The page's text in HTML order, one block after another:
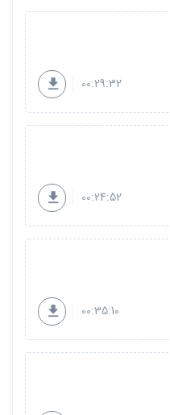
00:29:32
00:24:52
00:35:10